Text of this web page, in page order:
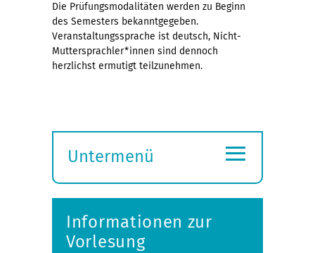
Die Prüfungsmodalitäten werden zu Beginn
des Semesters bekanntgegeben.
Veranstaltungssprache ist deutsch, Nicht-
Muttersprachler*innen sind dennoch
herzlichst ermutigt teilzunehmen.
Untermenü
öffnen
≡
Informationen zur
Vorlesung